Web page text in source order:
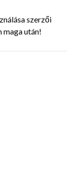
szerzői
maga után!